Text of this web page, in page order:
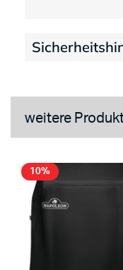
weitere
10%